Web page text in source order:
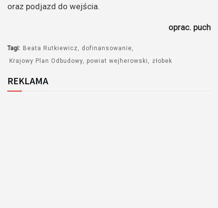
oraz podjazd do wejścia.
oprac. puch
Tagi: Beata Rutkiewicz
dofinansowanie
Krajowy Plan Odbudowy
powiat wejherowski żłobek
REKLAMA